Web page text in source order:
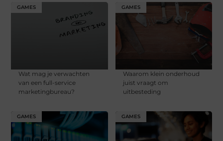
GAMES
Wat mag je verwachten
van een full-service
marketingbureau?
GAMES
Waarom klein onderhoud
juist vraagt om
uitbesteding
GAMES GAMES